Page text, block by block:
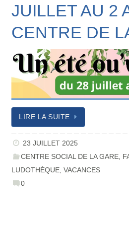
JUILLET AU 2
CENTRE DE
LIRE LA SUITE
23 JUILLET 2025
CENTRE SOCIAL DE LA GARE
LUDOTHÈQUE ,VACANCES
0